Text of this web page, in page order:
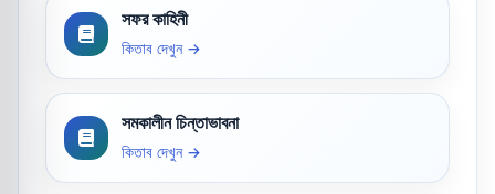
সফর কাহিনী
কিতাব দেখুন →
সমকালীন চিন্তাভাবনা
কিতাব দেখুন →